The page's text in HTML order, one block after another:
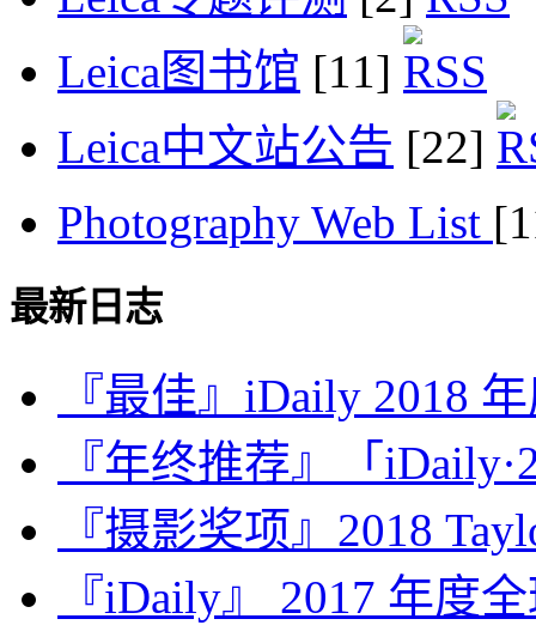
Leica图书馆 [11]
Leica中文站公告 [22]
Photography Web List
最新日志
『最佳』iDaily 2018
『年终推荐』「
『摄影奖项』2018
『iDaily』 2017 年度